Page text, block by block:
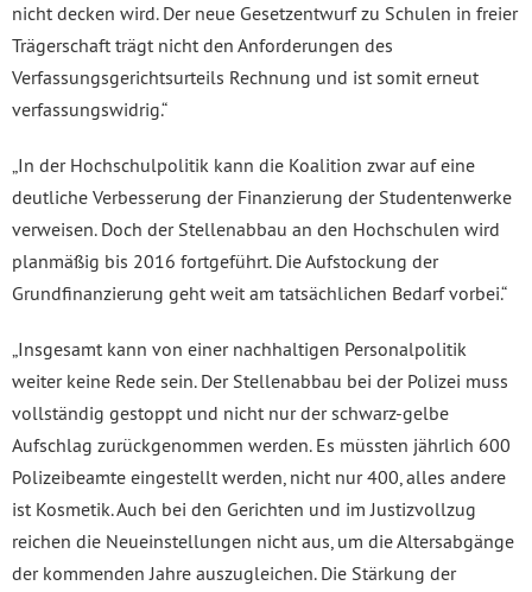
nicht decken wird. Der neue Gesetzentwurf zu Schulen in freier
Trägerschaft trägt nicht den Anforderungen des
Verfassungsgerichtsurteils Rechnung und ist somit erneut
verfassungswidrig.“
„In der Hochschulpolitik kann die Koalition zwar auf eine
deutliche Verbesserung der Finanzierung der Studentenwerke
verweisen. Doch der Stellenabbau an den Hochschulen wird
planmäßig bis 2016 fortgeführt. Die Aufstockung der
Grundfinanzierung geht weit am tatsächlichen Bedarf vorbei.“
„Insgesamt kann von einer nachhaltigen Personalpolitik
weiter keine Rede sein. Der Stellenabbau bei der Polizei muss
vollständig gestoppt und nicht nur der schwarz-gelbe
Aufschlag zurückgenommen werden. Es müssten jährlich 600
Polizeibeamte eingestellt werden, nicht nur 400, alles andere
ist Kosmetik. Auch bei den Gerichten und im Justizvollzug
reichen die Neueinstellungen nicht aus, um die Altersabgänge
der kommenden Jahre auszugleichen. Die Stärkung der